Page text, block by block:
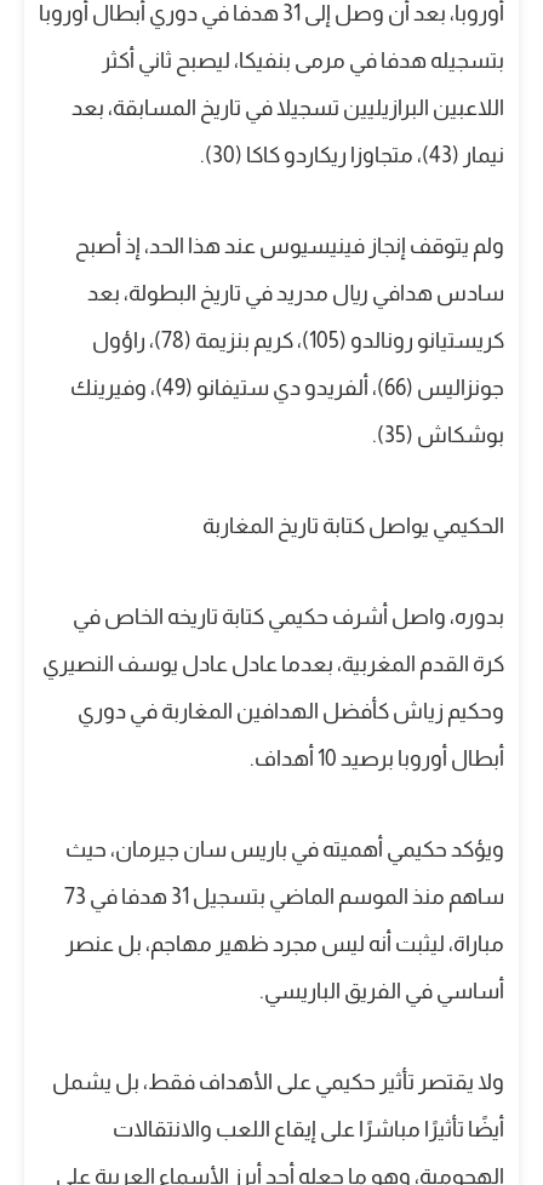
أوروبا، بعد أن وصل إلى 31 هدفا في دوري أبطال أوروبا
بتسجيله هدفا في مرمى بنفيكا، ليصبح ثاني أكثر
اللاعبين البرازيليين تسجيلا في تاريخ المسابقة، بعد
نيمار (43)، متجاوزا ريكاردو كاكا (30).
ولم يتوقف إنجاز فينيسيوس عند هذا الحد، إذ أصبح
سادس هدافي ريال مدريد في تاريخ البطولة، بعد
كريستيانو رونالدو (105)، كريم بنزيمة (78)، راؤول
جونزاليس (66)، ألفريدو دي ستيفانو (49)، وفيرينك
بوشكاش (35).
الحكيمي يواصل كتابة تاريخ المغاربة
بدوره، واصل أشرف حكيمي كتابة تاريخه الخاص في
كرة القدم المغربية، بعدما عادل عادل يوسف النصيري
وحكيم زياش كأفضل الهدافين المغاربة في دوري
أبطال أوروبا برصيد 10 أهداف.
ويؤكد حكيمي أهميته في باريس سان جيرمان، حيث
ساهم منذ الموسم الماضي بتسجيل 31 هدفا في 73
مباراة، ليثبت أنه ليس مجرد ظهير مهاجم، بل عنصر
أساسي في الفريق الباريسي.
ولا يقتصر تأثير حكيمي على الأهداف فقط، بل يشمل
أيضًا تأثيرًا مباشرًا على إيقاع اللعب والانتقالات
الهجومية، وهو ما جعله أحد أبرز الأسماء العربية على